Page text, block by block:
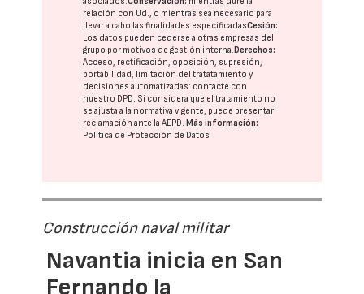
relación con Ud., o mientras sea necesario para
llevar a cabo las finalidades especificadasCesión:
Los datos pueden cederse a otras empresas del
grupo por motivos de gestión interna.Derechos:
Acceso, rectificación, oposición, supresión,
portabilidad, limitación del tratatamiento y
decisiones automatizadas: contacte con
nuestro DPD. Si considera que el tratamiento no
se ajusta a la normativa vigente, puede presentar
reclamación ante laAEPD.Más información:
Política de Protección de Datos
Construcción naval militar
Navantia inicia en San
Fernando la